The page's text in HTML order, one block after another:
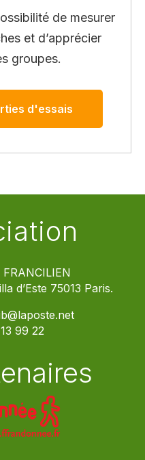
de mesurer
et d’apprécier
groupes.
d'essais
d’Este 75013 Paris.
99 22